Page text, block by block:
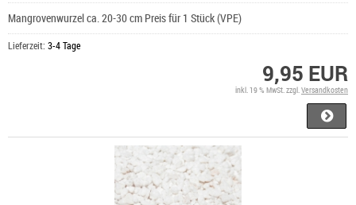
Mangrovenwurzel ca. 20-30 cm Preis für 1 Stück (VPE)
Lieferzeit: 3-4 Tage
9,95 EUR
inkl. 19 % MwSt. zzgl.Versandkosten